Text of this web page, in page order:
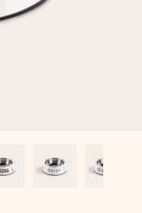
který doopravdy
jen spousta